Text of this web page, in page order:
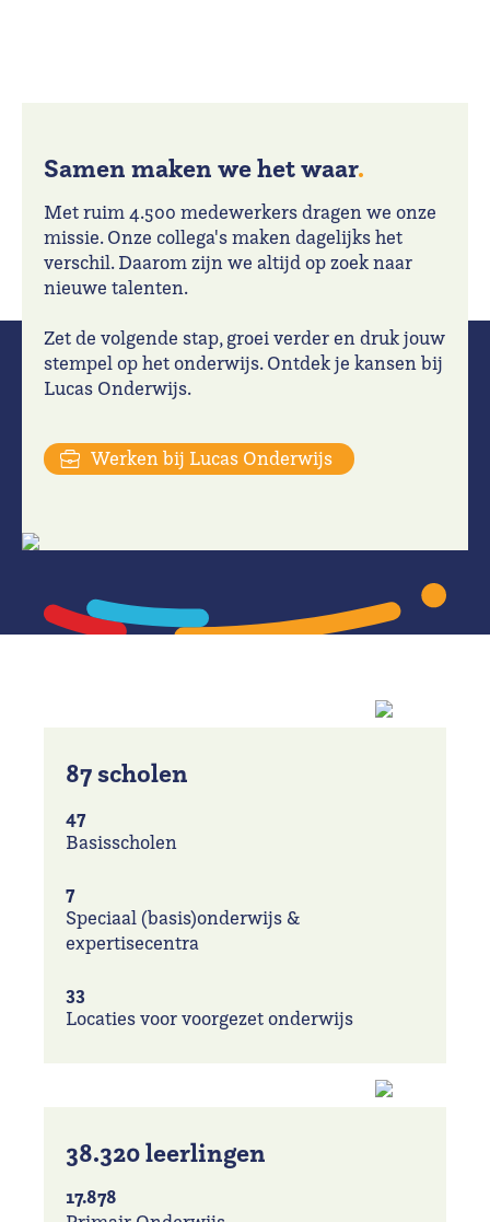
Samen maken we het waar.
Met ruim 4.500 medewerkers dragen we onze
missie. Onze collega's maken dagelijks het
verschil. Daarom zijn we altijd op zoek naar
nieuwe talenten.
Zet de volgende stap, groei verder en druk jouw
stempel op het onderwijs. Ontdek je kansen bij
Lucas Onderwijs.
Werken bij Lucas Onderwijs
87 scholen
47
Basisscholen
7
Speciaal (basis)onderwijs &
expertisecentra
33
Locaties voor voorgezet onderwijs
38.320 leerlingen
17.878